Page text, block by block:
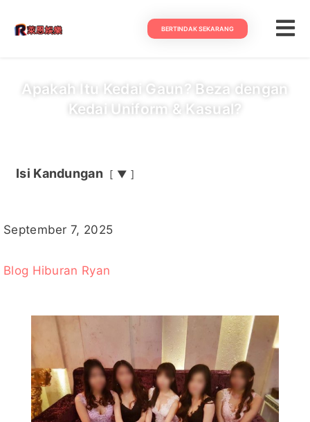
BERTINDAK SEKARANG
Apakah Itu Kedai Gaun? Beza dengan
Kedai Uniform & Kasual?
Isi Kandungan ▼
September 7, 2025
Blog Hiburan Ryan